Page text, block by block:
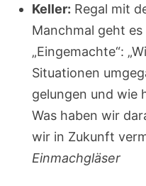
Keller: Regal mit
Manchmal geht
„Eingemachte“:
Situationen
gelungen und wie
Was haben wir
wir in Zukunft
Einmachgläser